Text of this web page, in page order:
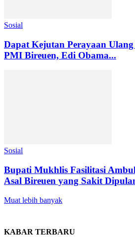
Sosial
Dapat Kejutan Perayaan
PMI Bireuen, Edi Obama...
Sosial
Bupati Mukhlis Fasilitasi
Asal Bireuen yang Sakit
Muat lebih banyak
KABAR TERBARU